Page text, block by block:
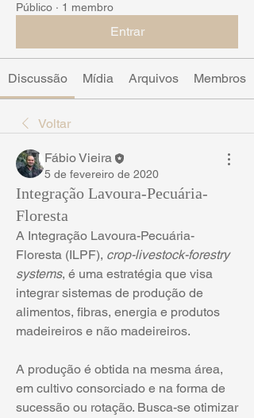
Público · 1 membro
Entrar
Discussão Mídia Arquivos Membros
Voltar
Fábio Vieira
5 de fevereiro de 2020
Integração Lavoura-Pecuária-
Floresta
A Integração Lavoura-Pecuária-
Floresta (ILPF), crop-livestock-forestry
systems, é uma estratégia que visa
integrar sistemas de produção de
alimentos, fibras, energia e produtos
madeireiros e não madeireiros.
A produção é obtida na mesma área,
em cultivo consorciado e na forma de
sucessão ou rotação. Busca-se otimizar